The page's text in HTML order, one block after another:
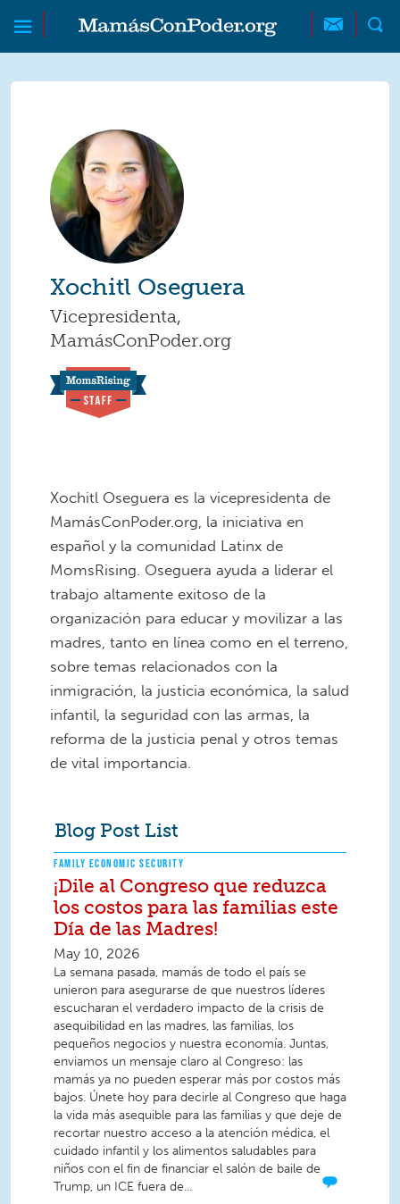
Skip to main content
Skip to main content
MamásConPoder
Xochitl Oseguera
Vicepresidenta,
MamásConPoder.org
Xochitl Oseguera es la vicepresidenta de
MamásConPoder.org, la iniciativa en
español y la comunidad Latinx de
MomsRising. Oseguera ayuda a liderar el
trabajo altamente exitoso de la
organización para educar y movilizar a las
madres, tanto en línea como en el terreno,
sobre temas relacionados con la
inmigración, la justicia económica, la salud
infantil, la seguridad con las armas, la
reforma de la justicia penal y otros temas
de vital importancia.
Blog Post List
FAMILY ECONOMIC SECURITY
¡Dile al Congreso que reduzca
los costos para las familias este
Día de las Madres!
May 10, 2026
La semana pasada, mamás de todo el país se
unieron para asegurarse de que nuestros líderes
escucharan el verdadero impacto de la crisis de
asequibilidad en las madres, las familias, los
pequeños negocios y nuestra economía. Juntas,
enviamos un mensaje claro al Congreso: las
mamás ya no pueden esperar más por costos más
bajos. Únete hoy para decirle al Congreso que haga
la vida más asequible para las familias y que deje de
recortar nuestro acceso a la atención médica, el
cuidado infantil y los alimentos saludables para
niños con el fin de financiar el salón de baile de
Trump, un ICE fuera de...